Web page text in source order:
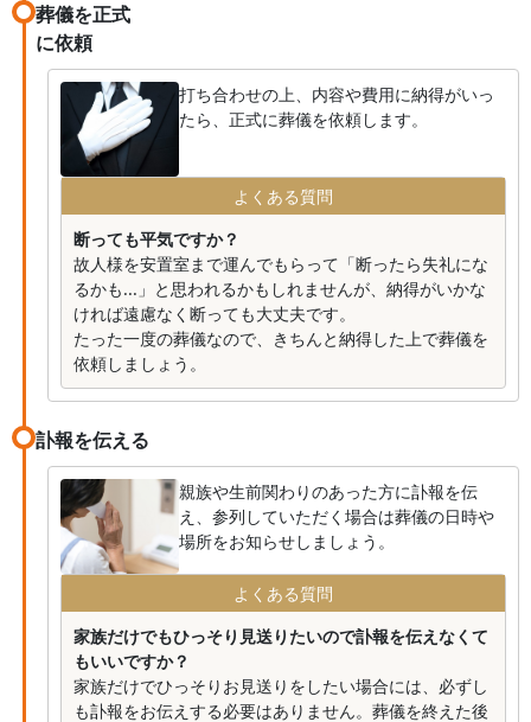
葬儀を正式
に依頼
打ち合わせの上、内容や費用に納得がいっ
たら、正式に葬儀を依頼します。
よくある質問
断っても平気ですか？
故人様を安置室まで運んでもらって「断ったら失礼にな
るかも...」と思われるかもしれませんが、納得がいかな
ければ遠慮なく断っても大丈夫です。
たった一度の葬儀なので、きちんと納得した上で葬儀を
依頼しましょう。
訃報を伝える
親族や生前関わりのあった方に訃報を伝
え、参列していただく場合は葬儀の日時や
場所をお知らせしましょう。
よくある質問
家族だけでもひっそり見送りたいので訃報を伝えなくて
もいいですか？
家族だけでひっそりお見送りをしたい場合には、必ずし
も訃報をお伝えする必要はありません。葬儀を終えた後